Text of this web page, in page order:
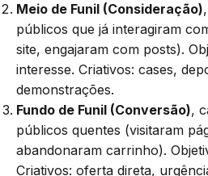
Meio de Funil (Consideração)
públicos que já interagiram
site, engajaram com posts).
interesse. Criativos: cases,
demonstrações.
Fundo de Funil (Conversão),
públicos quentes (visitaram
abandonaram carrinho).
Criativos: oferta direta,